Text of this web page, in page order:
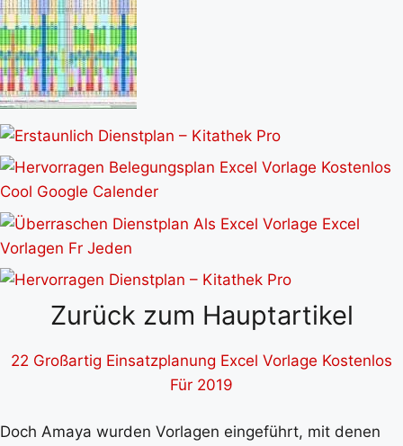
Zurück zum Hauptartikel
22 Großartig Einsatzplanung Excel Vorlage Kostenlos
Für 2019
Doch Amaya wurden Vorlagen eingeführt, mit denen